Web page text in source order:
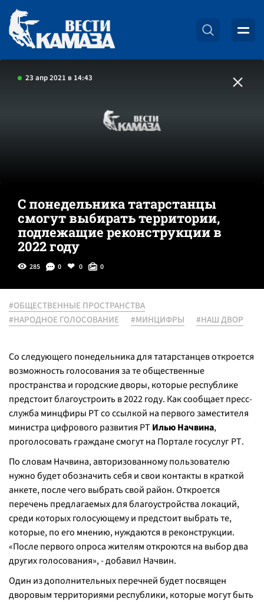
23 апр 2021 в 14:43
С понедельника татарстанцы
смогут выбирать территории,
подлежащие реконструкции в
2022 году
285 0 0 0
#ОБЩЕСТВЕННЫЕ ПРОСТРАНСТВА
#НАРОДНОЕ ГОЛОСОВАНИЕ
#МИНЦИФРЫ #НАШ ДВОР
Со следующего понедельника для татарстанцев откроется
возможность голосования за те общественные
пространства и городские дворы, которые республике
предстоит благоустроить в 2022 году. Как сообщает пресс-
служба минцфиры РТ со ссылкой на первого заместителя
министра цифрового развития РТ Илью Начвина,
проголосовать граждане смогут на Портале госуслуг РТ.
По словам Начвина, авторизованному пользователю
нужно будет обозначить себя и свои контакты в краткой
анкете, после чего выбрать свой район. Откроется
перечень предлагаемых для благоустройства локаций,
среди которых голосующему и предстоит выбрать те,
которые, по его мнению, нуждаются в реконструкции.
«После первого опроса жителям откроются на выбор два
других голосования», - добавил Начвин.
Один из дополнительных перечней будет посвящен
дворовым территориями республики, которые могут быть